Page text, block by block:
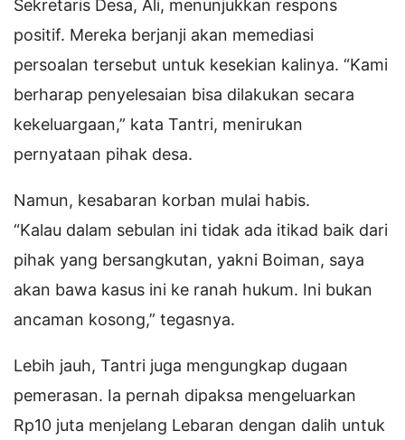
Sekretaris Desa, Ali, menunjukkan respons
positif. Mereka berjanji akan memediasi
persoalan tersebut untuk kesekian kalinya. “Kami
berharap penyelesaian bisa dilakukan secara
kekeluargaan,” kata Tantri, menirukan
pernyataan pihak desa.
Namun, kesabaran korban mulai habis.
“Kalau dalam sebulan ini tidak ada itikad baik dari
pihak yang bersangkutan, yakni Boiman, saya
akan bawa kasus ini ke ranah hukum. Ini bukan
ancaman kosong,” tegasnya.
Lebih jauh, Tantri juga mengungkap dugaan
pemerasan. Ia pernah dipaksa mengeluarkan
Rp10 juta menjelang Lebaran dengan dalih untuk